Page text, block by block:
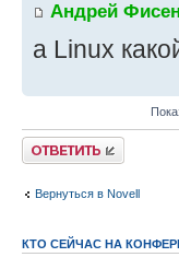
Андрей
а Linux
Ответить
Вернуться в Novell
КТО СЕЙЧАС НА